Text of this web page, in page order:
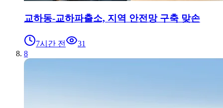
교하동-교하파출소, 지역 안전망 구축 맞손
7시간 전
31
8